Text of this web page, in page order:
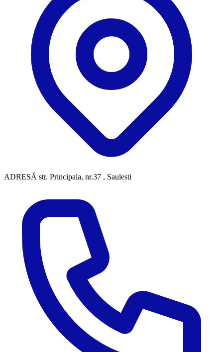
ADRESĂ str. Principala, nr.37 , Saulesti